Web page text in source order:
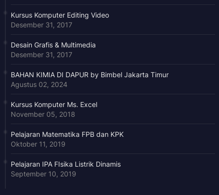
Kursus Komputer Editing Video
Desember 31, 2017
Desain Grafis & Multimedia
Desember 31, 2017
BAHAN KIMIA DI DAPUR by Bimbel Jakarta Timur
Agustus 02, 2024
Kursus Komputer Ms. Excel
November 05, 2018
Pelajaran Matematika FPB dan KPK
Oktober 11, 2019
Pelajaran IPA FIsika Listrik Dinamis
September 10, 2019